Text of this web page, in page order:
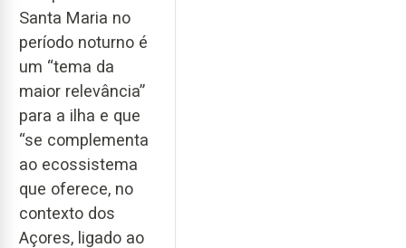
Santa Maria no
período noturno é
um “tema da
maior relevância”
para a ilha e que
“se complementa
ao ecossistema
que oferece, no
contexto dos
Açores, ligado ao